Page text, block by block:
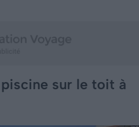
sur le toit à